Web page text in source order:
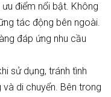
điểm nổi bật. Không
tác động bên ngoài.
đáp ứng nhu cầu
sử dụng, tránh tình
di chuyển. Bên trong